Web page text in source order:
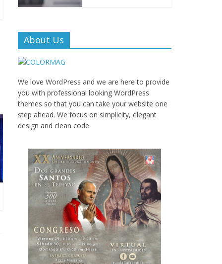
About Us
We love WordPress and we are here to provide
you with professional looking WordPress
themes so that you can take your website one
step ahead. We focus on simplicity, elegant
design and clean code.